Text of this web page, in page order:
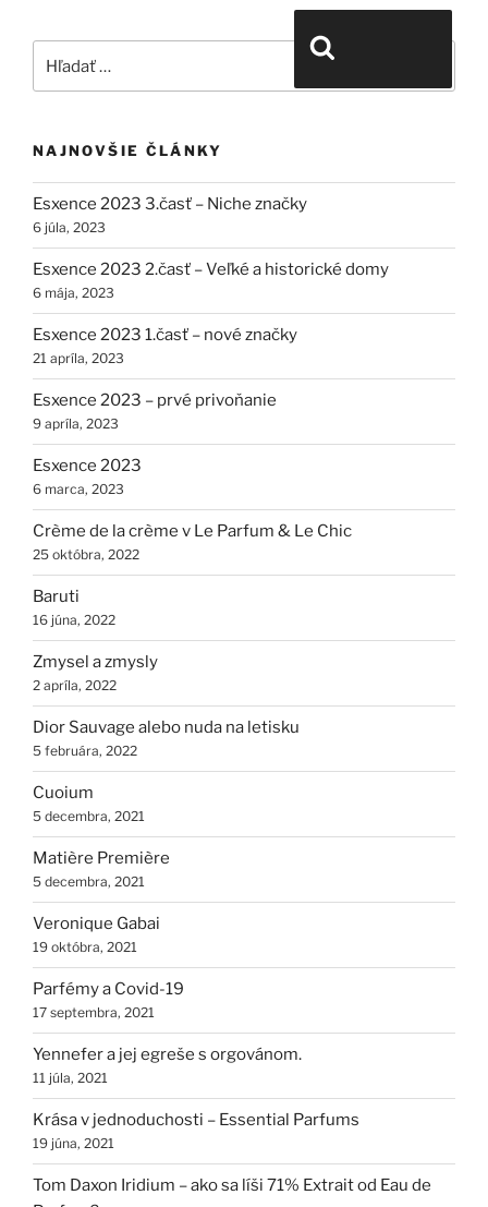
NAJNOVŠIE ČLÁNKY
Esxence 2023 3.časť – Niche značky
6 júla, 2023
Esxence 2023 2.časť – Veľké a historické domy
6 mája, 2023
Esxence 2023 1.časť – nové značky
21 apríla, 2023
Esxence 2023 – prvé privoňanie
9 apríla, 2023
Esxence 2023
6 marca, 2023
Crème de la crème v Le Parfum & Le Chic
25 októbra, 2022
Baruti
16 júna, 2022
Zmysel a zmysly
2 apríla, 2022
Dior Sauvage alebo nuda na letisku
5 februára, 2022
Cuoium
5 decembra, 2021
Matière Première
5 decembra, 2021
Veronique Gabai
19 októbra, 2021
Parfémy a Covid-19
17 septembra, 2021
Yennefer a jej egreše s orgovánom.
11 júla, 2021
Krása v jednoduchosti – Essential Parfums
19 júna, 2021
Tom Daxon Iridium – ako sa líši 71% Extrait od Eau de